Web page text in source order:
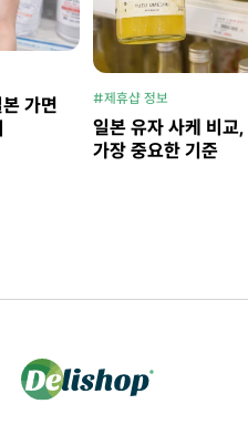
가면
#제휴샵 정보
일본 유자 사케 비교
가장 중요한 기준